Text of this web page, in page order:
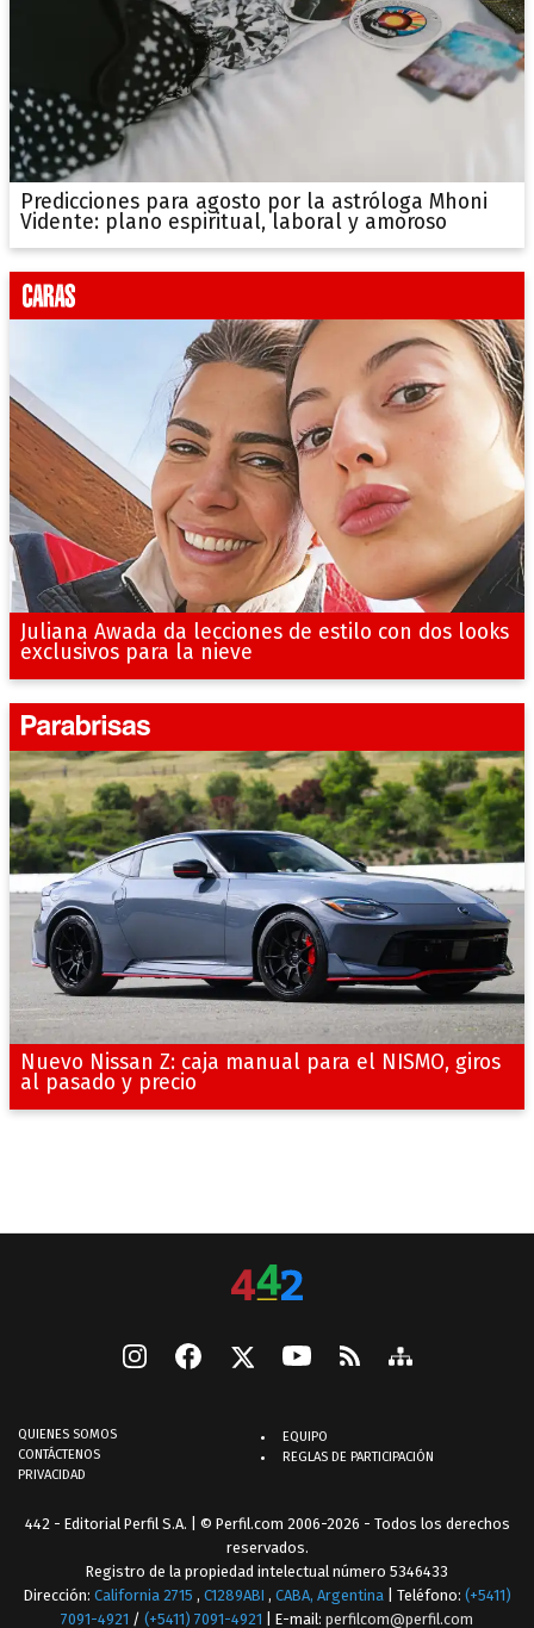
Predicciones para agosto por la astróloga Mhoni
Vidente: plano espiritual, laboral y amoroso
Juliana Awada da lecciones de estilo con dos looks
exclusivos para la nieve
Nuevo Nissan Z: caja manual para el NISMO, giros
al pasado y precio
QUIENES SOMOS
CONTÁCTENOS
PRIVACIDAD
EQUIPO
REGLAS DE PARTICIPACIÓN
442 - Editorial Perfil S.A. | © Perfil.com 2006-2026 - Todos los derechos
reservados.
Registro de la propiedad intelectual número 5346433
Dirección: California 2715 , C1289ABI , CABA, Argentina | Teléfono: (+5411)
7091-4921 / (+5411) 7091-4921 | E-mail: perfilcom@perfil.com